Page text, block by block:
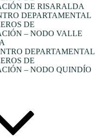
DE RISARALDA
DEPARTAMENTAL
DE
– NODO VALLE
DEPARTAMENTAL
DE
– NODO QUINDÍO